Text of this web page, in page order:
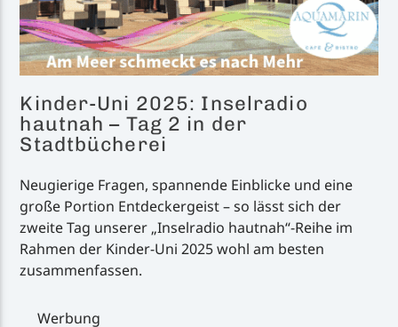
Kinder-Uni 2025: Inselradio
hautnah – Tag 2 in der
Stadtbücherei
Neugierige Fragen, spannende Einblicke und eine
große Portion Entdeckergeist – so lässt sich der
zweite Tag unserer „Inselradio hautnah“-Reihe im
Rahmen der Kinder-Uni 2025 wohl am besten
zusammenfassen.
Werbung